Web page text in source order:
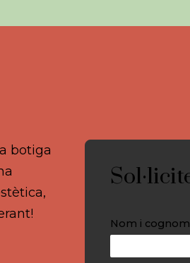
complementaris i afins.
botiga
Nom i